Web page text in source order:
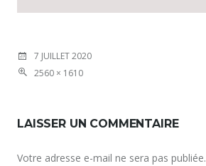
7 JUILLET 2020
2560 × 1610
LAISSER UN COMMENTAIRE
Votre adresse e-mail ne sera pas publiée.